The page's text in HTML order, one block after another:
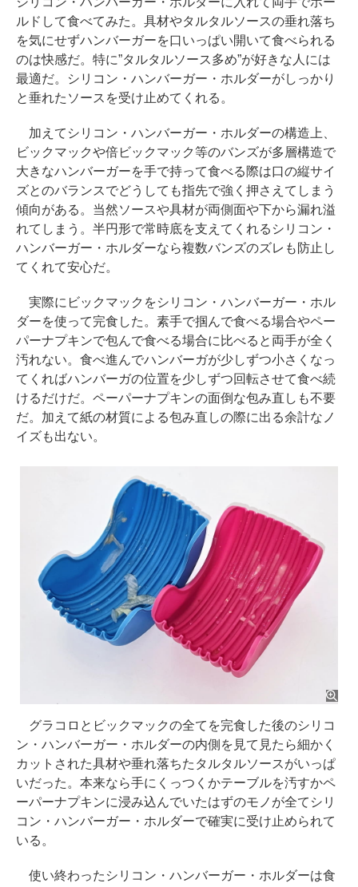
ルドして食べてみた。具材やタルタルソースの垂れ落ち
を気にせずハンバーガーを口いっぱい開いて食べられる
のは快感だ。特に”タルタルソース多め”が好きな人には
最適だ。シリコン・ハンバーガー・ホルダーがしっかり
と垂れたソースを受け止めてくれる。
加えてシリコン・ハンバーガー・ホルダーの構造上、
ビックマックや倍ビックマック等のバンズが多層構造で
大きなハンバーガーを手で持って食べる際は口の縦サイ
ズとのバランスでどうしても指先で強く押さえてしまう
傾向がある。当然ソースや具材が両側面や下から漏れ溢
れてしまう。半円形で常時底を支えてくれるシリコン・
ハンバーガー・ホルダーなら複数バンズのズレも防止し
てくれて安心だ。
実際にビックマックをシリコン・ハンバーガー・ホル
ダーを使って完食した。素手で掴んで食べる場合やペー
パーナプキンで包んで食べる場合に比べると両手が全く
汚れない。食べ進んでハンバーガが少しずつ小さくなっ
てくればハンバーガの位置を少しずつ回転させて食べ続
けるだけだ。ペーパーナプキンの面倒な包み直しも不要
だ。加えて紙の材質による包み直しの際に出る余計なノ
イズも出ない。
グラコロとビックマックの全てを完食した後のシリコ
ン・ハンバーガー・ホルダーの内側を見て見たら細かく
カットされた具材や垂れ落ちたタルタルソースがいっぱ
いだった。本来なら手にくっつくかテーブルを汚すかペ
ーパーナプキンに浸み込んでいたはずのモノが全てシリ
コン・ハンバーガー・ホルダーで確実に受け止められて
いる。
使い終わったシリコン・ハンバーガー・ホルダーは食